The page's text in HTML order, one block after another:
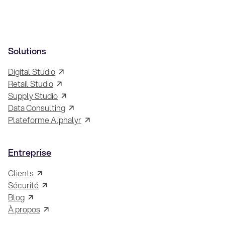
Solutions
Digital Studio
Retail Studio
Supply Studio
Data Consulting
Plateforme Alphalyr
Entreprise
Clients
Sécurité
Blog
À propos